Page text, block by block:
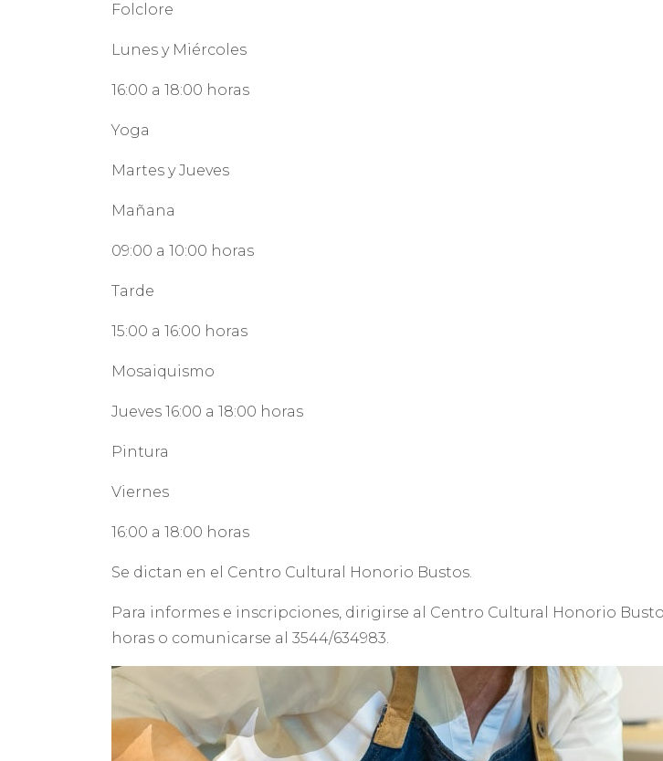
Folclore
Lunes y Miércoles
16:00 a 18:00 horas
Yoga
Martes y Jueves
Mañana
09:00 a 10:00 horas
Tarde
15:00 a 16:00 horas
Mosaiquismo
Jueves 16:00 a 18:00 horas
Pintura
Viernes
16:00 a 18:00 horas
Se dictan en el Centro Cultural Honorio Bustos.
Para informes e inscripciones, dirigirse al Centro Cultural Honorio
horas o comunicarse al 3544/634983.